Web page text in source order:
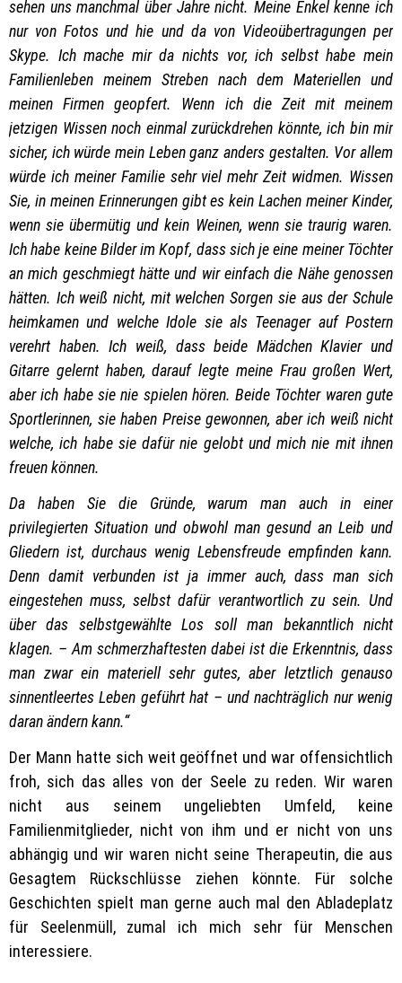
sehen uns manchmal über Jahre nicht. Meine Enkel kenne ich
nur von Fotos und hie und da von Videoübertragungen per
Skype. Ich mache mir da nichts vor, ich selbst habe mein
Familienleben meinem Streben nach dem Materiellen und
meinen Firmen geopfert. Wenn ich die Zeit mit meinem
jetzigen Wissen noch einmal zurückdrehen könnte, ich bin mir
sicher, ich würde mein Leben ganz anders gestalten. Vor allem
würde ich meiner Familie sehr viel mehr Zeit widmen. Wissen
Sie, in meinen Erinnerungen gibt es kein Lachen meiner Kinder,
wenn sie übermütig und kein Weinen, wenn sie traurig waren.
Ich habe keine Bilder im Kopf, dass sich je eine meiner Töchter
an mich geschmiegt hätte und wir einfach die Nähe genossen
hätten. Ich weiß nicht, mit welchen Sorgen sie aus der Schule
heimkamen und welche Idole sie als Teenager auf Postern
verehrt haben. Ich weiß, dass beide Mädchen Klavier und
Gitarre gelernt haben, darauf legte meine Frau großen Wert,
aber ich habe sie nie spielen hören. Beide Töchter waren gute
Sportlerinnen, sie haben Preise gewonnen, aber ich weiß nicht
welche, ich habe sie dafür nie gelobt und mich nie mit ihnen
freuen können.
Da haben Sie die Gründe, warum man auch in einer
privilegierten Situation und obwohl man gesund an Leib und
Gliedern ist, durchaus wenig Lebensfreude empfinden kann.
Denn damit verbunden ist ja immer auch, dass man sich
eingestehen muss, selbst dafür verantwortlich zu sein. Und
über das selbstgewählte Los soll man bekanntlich nicht
klagen. – Am schmerzhaftesten dabei ist die Erkenntnis, dass
man zwar ein materiell sehr gutes, aber letztlich genauso
sinnentleertes Leben geführt hat – und nachträglich nur wenig
daran ändern kann.“
Der Mann hatte sich weit geöffnet und war offensichtlich
froh, sich das alles von der Seele zu reden. Wir waren
nicht aus seinem ungeliebten Umfeld, keine
Familienmitglieder, nicht von ihm und er nicht von uns
abhängig und wir waren nicht seine Therapeutin, die aus
Gesagtem Rückschlüsse ziehen könnte. Für solche
Geschichten spielt man gerne auch mal den Abladeplatz
für Seelenmüll, zumal ich mich sehr für Menschen
interessiere.